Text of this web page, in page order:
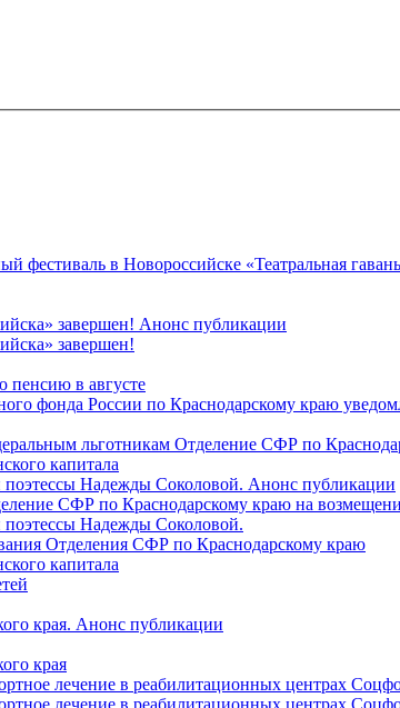
фестиваль в Новороссийске «Театральная
завершен! Анонс публикации
завершен!
пенсию в августе
фонда России по Краснодарскому краю
льготникам Отделение СФР по
капитала
поэтессы Надежды Соколовой. Анонс публикации
СФР по Краснодарскому краю на
поэтессы Надежды Соколовой.
Отделения СФР по Краснодарскому краю
капитала
края. Анонс публикации
края
лечение в реабилитационных центрах